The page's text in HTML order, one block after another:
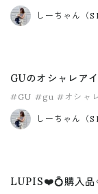
しーちゃん（
GUのオシャレア
#GU #gu #オシャ
#プチプラ
しーちゃん（
LUPIS❤️💍購入